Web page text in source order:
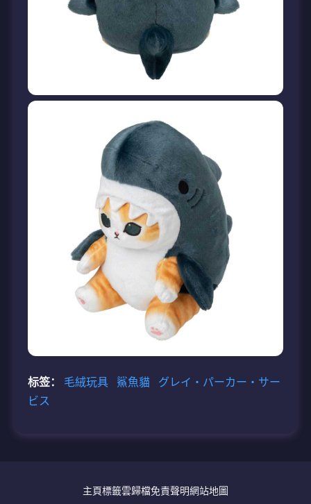
标签： 毛絨玩具 鯊魚貓 グレイ・パーカー・サー
ビス
主頁標籤雲歸檔免責聲明網站地圖